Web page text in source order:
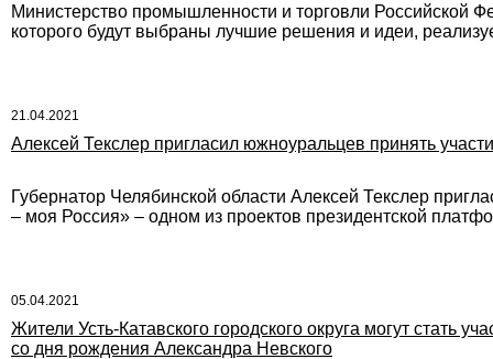
Министерство промышленности и торговли Российской
которого будут выбраны лучшие решения и идеи,
21.04.2021
Алексей Текслер пригласил южноуральцев принять
Губернатор Челябинской области Алексей Текслер
– моя Россия» – одном из проектов президентской
05.04.2021
Жители Усть-Катавского городского округа могут стать
со дня рождения Александра Невского